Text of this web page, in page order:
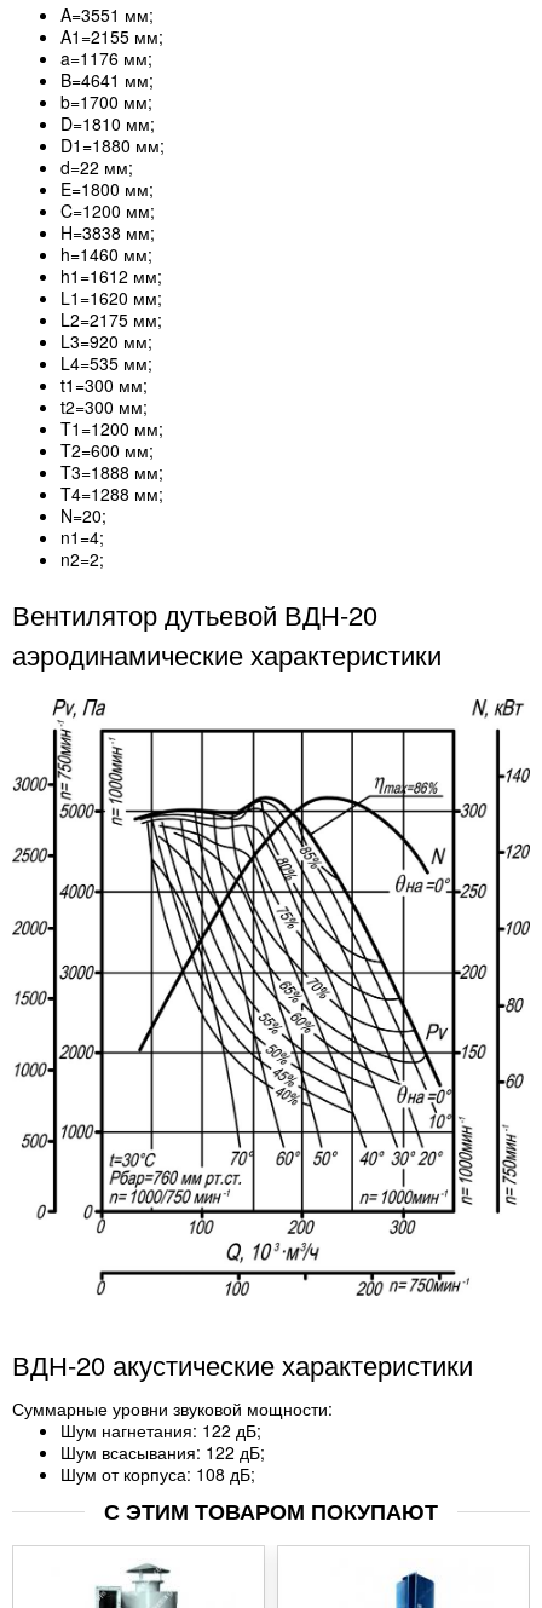
A=3551 мм;
A1=2155 мм;
a=1176 мм;
B=4641 мм;
b=1700 мм;
D=1810 мм;
D1=1880 мм;
d=22 мм;
E=1800 мм;
C=1200 мм;
H=3838 мм;
h=1460 мм;
h1=1612 мм;
L1=1620 мм;
L2=2175 мм;
L3=920 мм;
L4=535 мм;
t1=300 мм;
t2=300 мм;
T1=1200 мм;
T2=600 мм;
T3=1888 мм;
T4=1288 мм;
N=20;
n1=4;
n2=2;
Вентилятор дутьевой ВДН-20
аэродинамические характеристики
ВДН-20 акустические характеристики
Суммарные уровни звуковой мощности:
Шум нагнетания: 122 дБ;
Шум всасывания: 122 дБ;
Шум от корпуса: 108 дБ;
С ЭТИМ ТОВАРОМ ПОКУПАЮТ